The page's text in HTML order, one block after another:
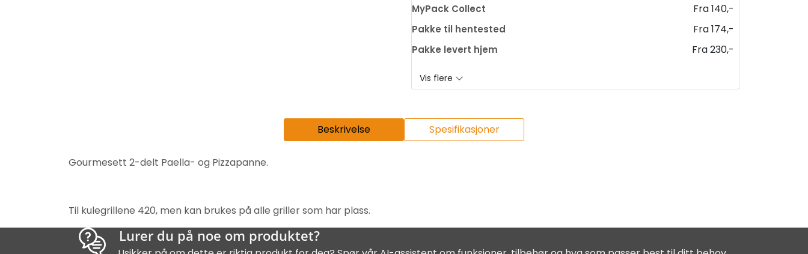
MyPack Collect Fra 140,-
Pakke til hentested Fra 174,-
Pakke levert hjem Fra 230,-
Vis flere
Beskrivelse Spesifikasjoner
Gourmesett 2-delt Paella- og Pizzapanne.
Til kulegrillene 420, men kan brukes på alle griller som har plass.
Lurer du på noe om produktet?